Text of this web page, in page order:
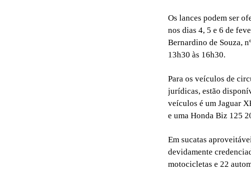
Os lances podem ser
nos dias 4, 5 e 6 de
Bernardino de Souza,
13h30 às 16h30.
Para os veículos de
jurídicas, estão
veículos é um Jaguar
e uma Honda Biz 125
Em sucatas
devidamente
motocicletas e 22